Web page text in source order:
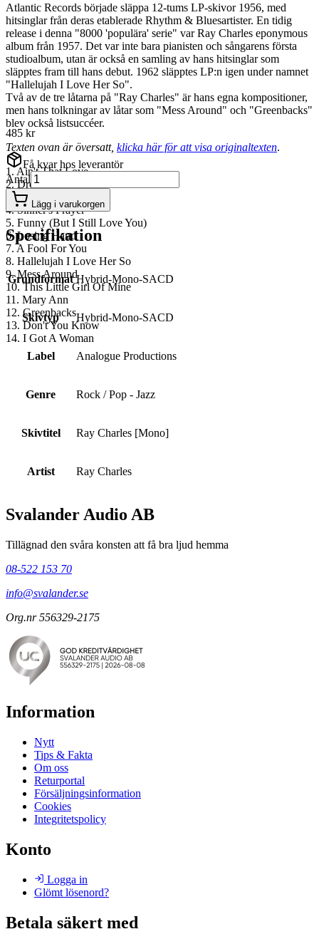
Atlantic Records började släppa 12-tums LP-skivor 1956, med
hitsinglar från deras etablerade Rhythm & Bluesartister. En tidig
release i denna "8000 'populära' serie" var Ray Charles eponymous
album från 1957. Det var inte bara pianisten och sångarens första
studioalbum, utan är också en samling av hans hitsinglar som
släpptes fram till hans debut. 1962 släpptes LP:n igen under namnet
"Hallelujah I Love Her So".
Två av de tre låtarna på "Ray Charles" är hans egna kompositioner,
men hans tolkningar av låtar som "Mess Around" och "Greenbacks"
blev också listsuccéer.
Texten ovan är översatt, klicka här för att visa originaltexten.
1. Ain't That Love
2. Drown In My Own Tears
3. Come Back Baby
4. Sinner's Prayer
5. Funny (But I Still Love You)
6. Losing Hand
7. A Fool For You
8. Hallelujah I Love Her So
9. Mess Around
10. This Little Girl Of Mine
11. Mary Ann
12. Greenbacks
13. Don't You Know
14. I Got A Woman
485 kr
Få kvar hos leverantör
Antal
Lägg i varukorgen
Specifikation
Grundformat Hybrid-Mono-SACD
Skivtyp Hybrid-Mono-SACD
Label Analogue Productions
Genre Rock / Pop - Jazz
Skivtitel Ray Charles [Mono]
Artist Ray Charles
Svalander Audio AB
Tillägnad den svåra konsten att få bra ljud hemma
08-522 153 70
info@svalander.se
Org.nr 556329-2175
Information
Nytt
Tips & Fakta
Om oss
Returportal
Försäljningsinformation
Cookies
Integritetspolicy
Konto
Logga in
Glömt lösenord?
Betala säkert med